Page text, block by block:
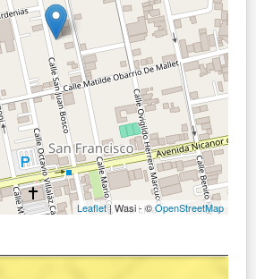
Leaflet| Wasi - ©OpenStreetMap